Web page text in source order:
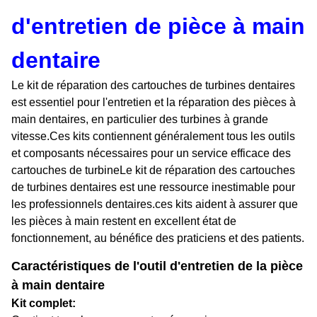
d'entretien de pièce à main
dentaire
Le kit de réparation des cartouches de turbines dentaires
est essentiel pour l'entretien et la réparation des pièces à
main dentaires, en particulier des turbines à grande
vitesse.Ces kits contiennent généralement tous les outils
et composants nécessaires pour un service efficace des
cartouches de turbineLe kit de réparation des cartouches
de turbines dentaires est une ressource inestimable pour
les professionnels dentaires.ces kits aident à assurer que
les pièces à main restent en excellent état de
fonctionnement, au bénéfice des praticiens et des patients.
Caractéristiques de l'outil d'entretien de la pièce
à main dentaire
Kit complet: